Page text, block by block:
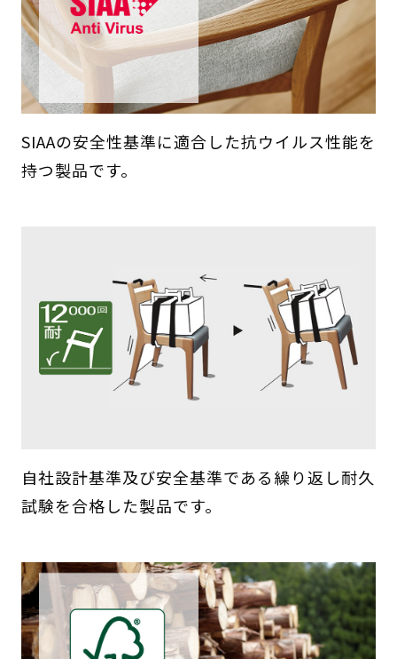
SIAAの安全性基準に適合した抗ウイルス性能を
持つ製品です。
自社設計基準及び安全基準である繰り返し耐久
試験を合格した製品です。